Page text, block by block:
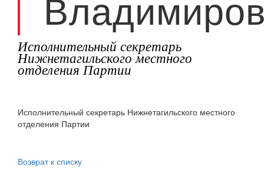
Исполнительный секретарь
Нижнетагильского местного
отделения Партии
Исполнительный секретарь Нижнетагильского местного
отделения Партии
Возврат к списку